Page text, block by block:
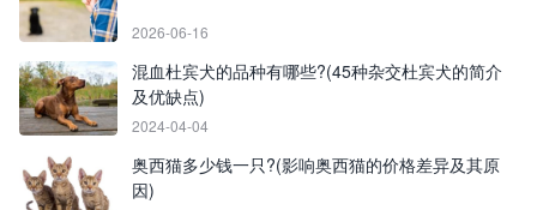
2026-06-16
混血杜宾犬的品种有哪些?(45种杂交杜宾犬的简介
及优缺点)
2024-04-04
奥西猫多少钱一只?(影响奥西猫的价格差异及其原
因)